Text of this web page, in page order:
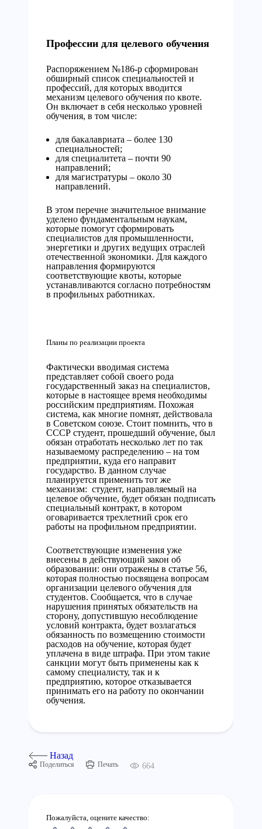
Профессии для целевого обучения
Распоряжением №186-р сформирован
обширный список специальностей и
профессий, для которых вводится
механизм целевого обучения по квоте.
Он включает в себя несколько уровней
обучения, в том числе:
для бакалавриата – более 130
специальностей;
для специалитета – почти 90
направлений;
для магистратуры – около 30
направлений.
В этом перечне значительное внимание
уделено фундаментальным наукам,
которые помогут сформировать
специалистов для промышленности,
энергетики и других ведущих отраслей
отечественной экономики. Для каждого
направления формируются
соответствующие квоты, которые
устанавливаются согласно потребностям
в профильных работниках.
Планы по реализации проекта
Фактически вводимая система
представляет собой своего рода
государственный заказ на специалистов,
которые в настоящее время необходимы
российским предприятиям. Похожая
система, как многие помнят, действовала
в Советском союзе. Стоит помнить, что в
СССР студент, прошедший обучение, был
обязан отработать несколько лет по так
называемому распределению – на том
предприятии, куда его направит
государство. В данном случае
планируется применить тот же
механизм: студент, направляемый на
целевое обучение, будет обязан подписать
специальный контракт, в котором
оговаривается трехлетний срок его
работы на профильном предприятии.
Соответствующие изменения уже
внесены в действующий закон об
образовании: они отражены в статье 56,
которая полностью посвящена вопросам
организации целевого обучения для
студентов. Сообщается, что в случае
нарушения принятых обязательств на
сторону, допустившую несоблюдение
условий контракта, будет возлагаться
обязанность по возмещению стоимости
расходов на обучение, которая будет
уплачена в виде штрафа. При этом такие
санкции могут быть применены как к
самому специалисту, так и к
предприятию, которое отказывается
принимать его на работу по окончании
обучения.
Назад
Поделиться Печать 664
Пожалуйста, оцените качество: